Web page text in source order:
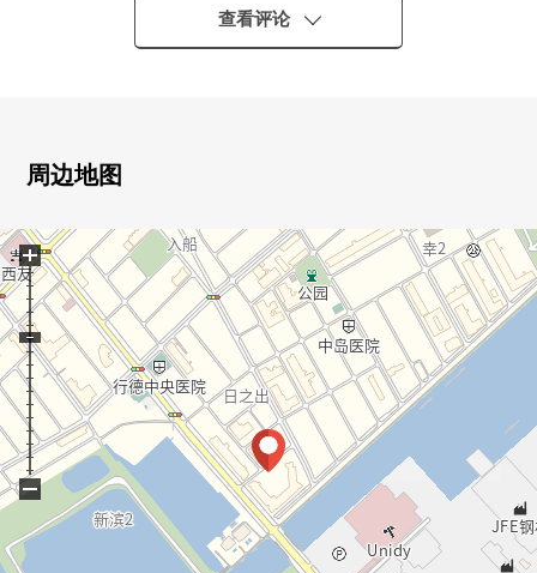
・对都心的交通便捷的位置
▼房间的特徴
・LDK是约18.3张塌塌米和能舒适地舒畅的空间
・面向阳台的亮的西式房间
▼设备
・一边烹调，一边会话能享用的开放式厨房
・附带内装洗碗机
・浴缸，再加热功能的
・储藏室或者壁橱收纳丰富
・附带来客时便利的TV监视器的内部对讲机
▼周边环境
・购物不久到西友新浜店(约580m)便利
查看评论
周边地图
+
−